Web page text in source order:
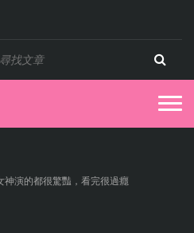
神演的都很驚豔，看完很過癮